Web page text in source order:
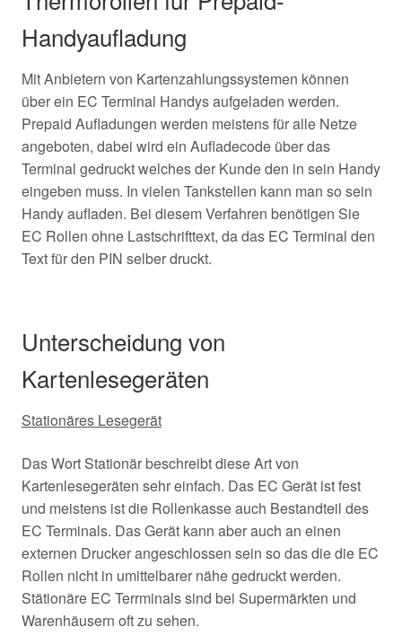
Handyaufladung
Mit Anbietern von Kartenzahlungssystemen können
über ein EC Terminal Handys aufgeladen werden.
Prepaid Aufladungen werden meistens für alle Netze
angeboten, dabei wird ein Aufladecode über das
Terminal gedruckt welches der Kunde den in sein Handy
eingeben muss. In vielen Tankstellen kann man so sein
Handy aufladen. Bei diesem Verfahren benötigen Sie
EC Rollen ohne Lastschrifttext, da das EC Terminal den
Text für den PIN selber druckt.
Unterscheidung von
Kartenlesegeräten
Stationäres Lesegerät
Das Wort Stationär beschreibt diese Art von
Kartenlesegeräten sehr einfach. Das EC Gerät ist fest
und meistens ist die Rollenkasse auch Bestandteil des
EC Terminals. Das Gerät kann aber auch an einen
externen Drucker angeschlossen sein so das die die EC
Rollen nicht in umittelbarer nähe gedruckt werden.
Stätionäre EC Terrminals sind bei Supermärkten und
Warenhäusern oft zu sehen.